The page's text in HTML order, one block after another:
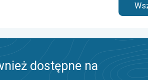
dostępne na